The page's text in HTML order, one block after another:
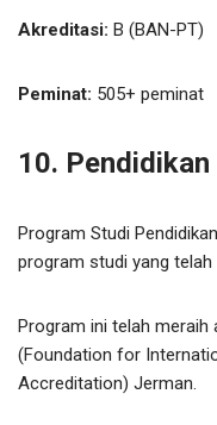
Akreditasi: B (BAN-PT)
Peminat: 505+ peminat
10.
Program Studi
program studi yang
Program ini telah meraih
(Foundation for
Accreditation) Jerman.